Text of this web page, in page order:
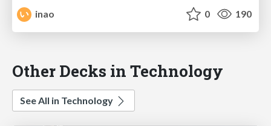
inao
0 190
Other Decks in Technology
See All in Technology